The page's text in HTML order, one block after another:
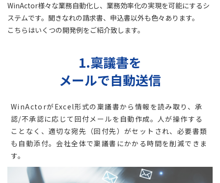
WinActor様々な業務自動化し、業務効率化の実現を可能にするシ
ステムです。聞きなれの請求書、申込書以外も色々あります。
こちらはいくつの開発例をご紹介致します。
1.稟議書を
メールで自動送信
WinActorがExcel形式の稟議書から情報を読み取り、承
認/不承認に応じて回付メールを自動作成。人が操作する
ことなく、適切な宛先（回付先）がセットされ、必要書類
も自動添付。会社全体で稟議書にかかる時間を削減できま
す。